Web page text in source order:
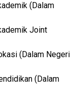
(Dalam
Joint
(Dalam Negeri
(Dalam